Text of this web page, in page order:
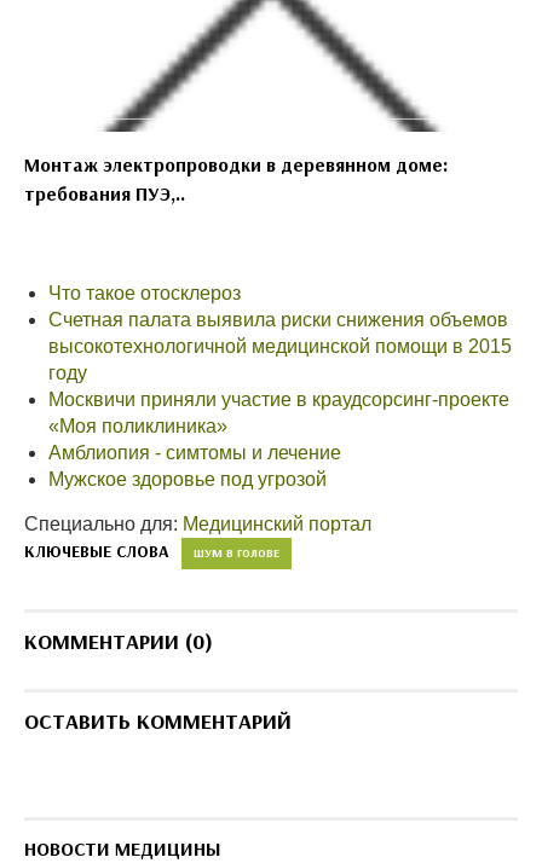
Монтаж электропроводки в деревянном доме:
требования ПУЭ,..
Что такое отосклероз
Счетная палата выявила риски снижения объемов
высокотехнологичной медицинской помощи в 2015
году
Москвичи приняли участие в краудсорсинг-проекте
«Моя поликлиника»
Амблиопия - симтомы и лечение
Мужское здоровье под угрозой
Специально для: Медицинский портал
КЛЮЧЕВЫЕ СЛОВА ШУМ В ГОЛОВЕ
КОММЕНТАРИИ (0)
ОСТАВИТЬ КОММЕНТАРИЙ
НОВОСТИ МЕДИЦИНЫ